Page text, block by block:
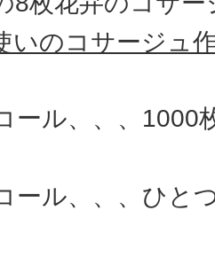
いのコサージュ
ール、、、1000
ール、、、ひと